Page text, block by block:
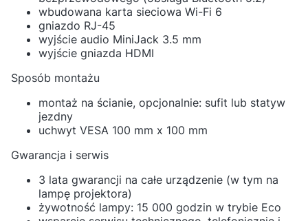
wbudowana karta sieciowa Wi-Fi 6
gniazdo RJ-45
wyjście audio MiniJack 3.5 mm
wyjście gniazda HDMI
Sposób montażu
montaż na ścianie, opcjonalnie: sufit lub statyw
jezdny
uchwyt VESA 100 mm x 100 mm
Gwarancja i serwis
3 lata gwarancji na całe urządzenie (w tym na
lampę projektora)
żywotność lampy: 15 000 godzin w trybie Eco